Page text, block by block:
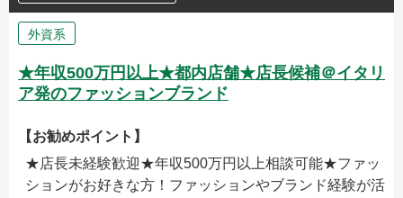
外資系
★年収500万円以上★都内店舗★店長候補＠イタリ
ア発のファッションブランド
【お勧めポイント】
★店長未経験歓迎★年収500万円以上相談可能★ファッ
ションがお好きな方！ファッションやブランド経験が活